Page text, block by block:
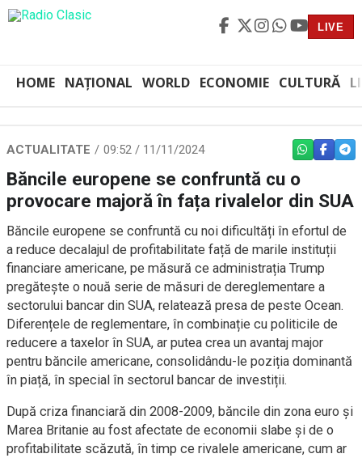
LIVE
HOME NAȚIONAL WORLD ECONOMIE CULTURĂ
ACTUALITATE 09:52 / 11/11/2024 WHATSAPP
Băncile europene se confruntă cu o
provocare majoră în fața rivalelor din SUA
Băncile europene se confruntă cu noi dificultăți în efortul de
a reduce decalajul de profitabilitate față de marile instituții
financiare americane, pe măsură ce administrația Trump
pregătește o nouă serie de măsuri de dereglementare a
sectorului bancar din SUA, relatează presa de peste Ocean.
Diferențele de reglementare, în combinație cu politicile de
reducere a taxelor în SUA, ar putea crea un avantaj major
pentru băncile americane, consolidându-le poziția dominantă
în piață, în special în sectorul bancar de investiții.
După criza financiară din 2008-2009, băncile din zona euro și
Marea Britanie au fost afectate de economii slabe și de o
profitabilitate scăzută, în timp ce rivalele americane, cum ar